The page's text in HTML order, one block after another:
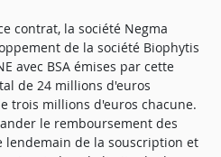
contrat, la société Negma
de la société Biophytis
avec BSA émises par cette
de 24 millions d'euros
trois millions d'euros chacune.
le remboursement des
lendemain de la souscription et